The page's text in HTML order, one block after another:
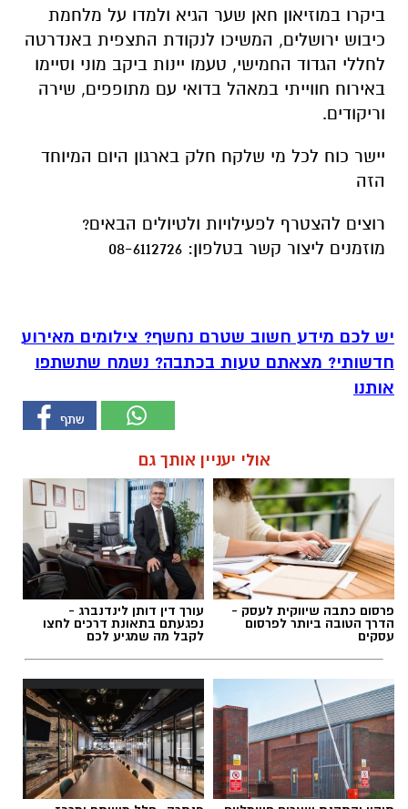
ביקרו במוזיאון חאן שער הגיא ולמדו על מלחמת
כיבוש ירושלים, המשיכו לנקודת התצפית באנדרטה
לחללי הגדוד החמישי, טעמו יינות ביקב מוני וסיימו
באירוח חווייתי במאהל בדואי עם מתופפים, שירה
וריקודים.
יישר כוח לכל מי שלקח חלק בארגון היום המיוחד
הזה
רוצים להצטרף לפעילויות ולטיולים הבאים?
מוזמנים ליצור קשר בטלפון: 08-6112726
יש לכם מידע חשוב שטרם נחשף? צילומים מאירוע
חדשותי? מצאתם טעות בכתבה? נשמח שתשתפו
אותנו
אולי יעניין אותך גם
פרסום כתבה שיווקית לעסק -
הדרך הטובה ביותר לפרסום
עסקים
עורך דין דותן לינדנברג -
נפגעתם בתאונת דרכים לחצו
לקבל מה שמגיע לכם